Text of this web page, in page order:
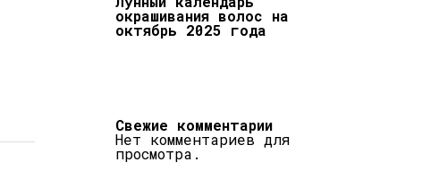
окрашивания волос на
октябрь 2025 года
Свежие комментарии
Нет комментариев для
просмотра.